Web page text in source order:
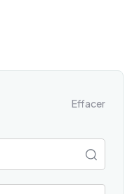
Effacer